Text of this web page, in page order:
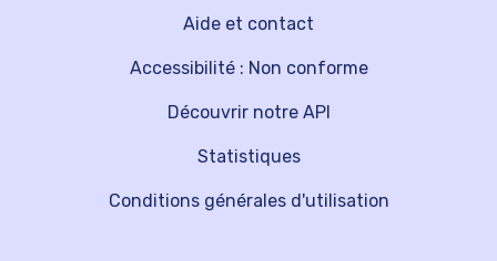
Découvrir notre API
Aide et contact
Statistiques
Accessibilité : Non conforme
Conditions générales d'utilisation